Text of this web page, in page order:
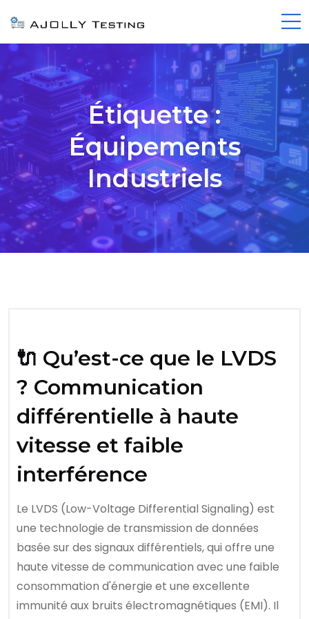
Étiquette :
Équipements
Industriels
🔌 Qu’est-ce que le LVDS
? Communication
différentielle à haute
vitesse et faible
interférence
Le LVDS (Low-Voltage Differential Signaling) est
une technologie de transmission de données
basée sur des signaux différentiels, qui offre une
haute vitesse de communication avec une faible
consommation d'énergie et une excellente
immunité aux bruits électromagnétiques (EMI). Il